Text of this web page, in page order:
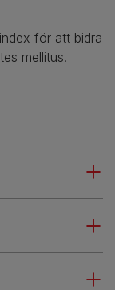
för att bidra
mellitus.